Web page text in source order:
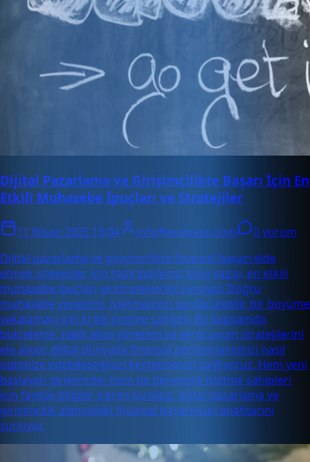
Dijital Pazarlama ve Girişimcilikte Başarı İçin En
Etkili Muhasebe İpuçları ve Stratejiler
11 Nisan 2025 19:04 info@enabase.com
0 yorum
Dijital pazarlama ve girişimcilikte finansal başarı elde
etmek isteyenler için hazırladığımız blog yazısı, en etkili
muhasebe ipuçları ve stratejilerini sunuyor. Doğru
muhasebe yönetimi, işletmenizin sürdürülebilir bir büyüme
yakalaması için kritik öneme sahiptir. Bu kapsamda
bütçeleme, nakit akışı yönetimi ve vergi uyum stratejilerini
ele alıyor, dijital dünyada finansal performansınızı nasıl
optimize edebileceğinizi keşfetmenizi sağlıyoruz. Hem yeni
başlayan girişimciler hem de deneyimli işletme sahipleri
için faydalı bilgiler içeren bu blog, dijital pazarlama ve
girişimcilik alanındaki finansal başarınızın anahtarını
sunuyor.